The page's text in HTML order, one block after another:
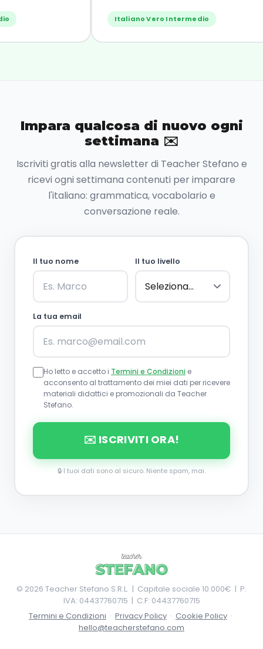
consiglio!"
Italiano Vero Intermedio
Impara qualcosa di nuovo ogni
settimana ✉️
Iscriviti gratis alla newsletter di Teacher Stefano e
ricevi ogni settimana contenuti per imparare
l'italiano: grammatica, vocabolario e
conversazione reale.
Il tuo nome Il tuo livello
La tua email
Ho letto e accetto i Termini e Condizioni e
acconsento al trattamento dei miei dati per ricevere
materiali didattici e promozionali da Teacher
Stefano.
✉️ ISCRIVITI ORA!
🔒 I tuoi dati sono al sicuro. Niente spam, mai.
© 2026 Teacher Stefano S.R.L. | Capitale sociale 10.000€ | P.
IVA: 04437760715 | C.F: 04437760715
Termini e Condizioni · Privacy Policy · Cookie Policy ·
hello@teacherstefano.com